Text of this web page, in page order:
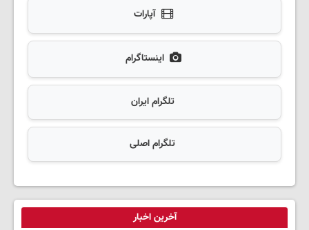
آپارات
اینستاگرام
تلگرام ایران
تلگرام اصلی
آخرین اخبار